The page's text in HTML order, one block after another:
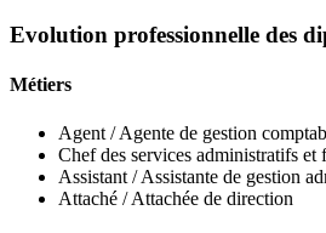
Evolution professionnelle des
Métiers
Agent / Agente de gestion
Chef des services administratifs et
Assistant / Assistante de gestion
Attaché / Attachée de direction